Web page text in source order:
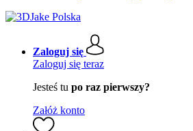
Zaloguj się
Zaloguj się teraz
Jesteś tu po raz pierwszy?
Załóż konto